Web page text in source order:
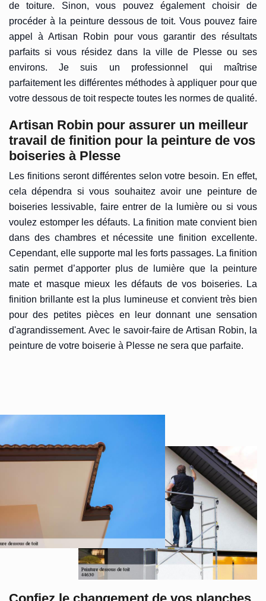
de toiture. Sinon, vous pouvez également choisir de
procéder à la peinture dessous de toit. Vous pouvez faire
appel à Artisan Robin pour vous garantir des résultats
parfaits si vous résidez dans la ville de Plesse ou ses
environs. Je suis un professionnel qui maîtrise
parfaitement les différentes méthodes à appliquer pour que
votre dessous de toit respecte toutes les normes de qualité.
Artisan Robin pour assurer un meilleur
travail de finition pour la peinture de vos
boiseries à Plesse
Les finitions seront différentes selon votre besoin. En effet,
cela dépendra si vous souhaitez avoir une peinture de
boiseries lessivable, faire entrer de la lumière ou si vous
voulez estomper les défauts. La finition mate convient bien
dans des chambres et nécessite une finition excellente.
Cependant, elle supporte mal les forts passages. La finition
satin permet d’apporter plus de lumière que la peinture
mate et masque mieux les défauts de vos boiseries. La
finition brillante est la plus lumineuse et convient très bien
pour des petites pièces en leur donnant une sensation
d'agrandissement. Avec le savoir-faire de Artisan Robin, la
peinture de votre boiserie à Plesse ne sera que parfaite.